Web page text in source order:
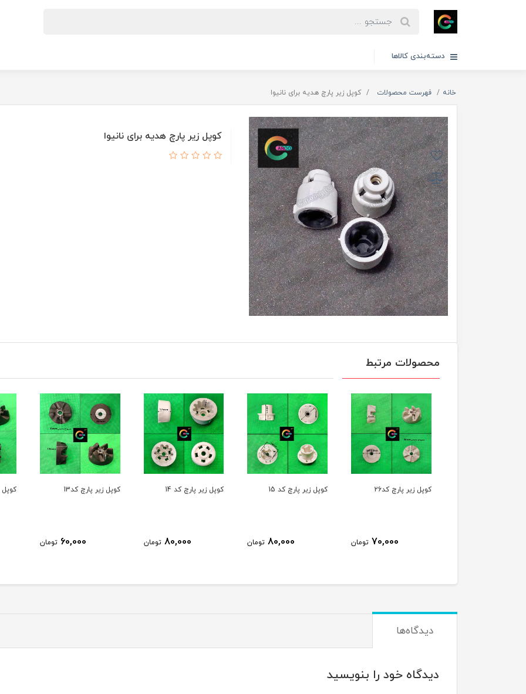
دسته‌بندی کالاها
خانه فهرست محصولات کوپل زیر پارچ هدیه برای نانیوا
کوپل زیر پارچ هدیه برای نانیوا
محصولات مرتبط
کوپل زیر پارچ کد26
70,000 تومان
کوپل زیر پارچ کد 15
80,000 تومان
کوپل زیر پارچ کد 14
80,000 تومان
کوپل زیر پارچ کد13
60,000 تومان
کوپل
دیدگاه‌ها
دیدگاه خود را بنویسید